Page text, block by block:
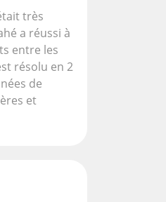
très
a réussi à
entre les
résolu en 2
de
et